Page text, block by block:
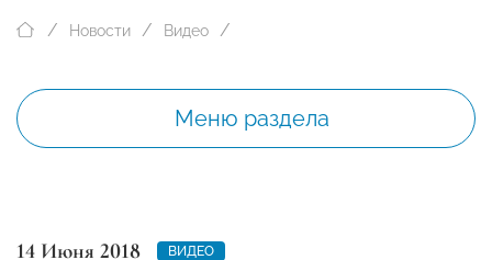
Новости Видео
Меню раздела
14 Июня 2018 ВИДЕО